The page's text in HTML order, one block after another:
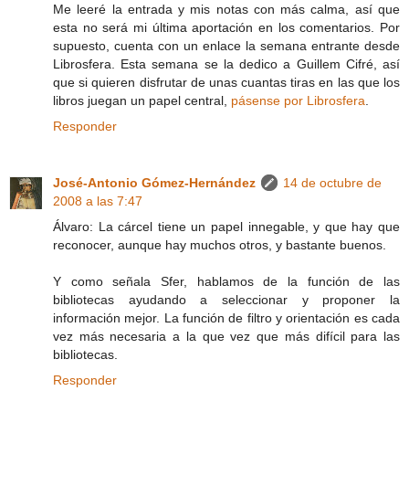
Me leeré la entrada y mis notas con más calma, así que
esta no será mi última aportación en los comentarios. Por
supuesto, cuenta con un enlace la semana entrante desde
Librosfera. Esta semana se la dedico a Guillem Cifré, así
que si quieren disfrutar de unas cuantas tiras en las que los
libros juegan un papel central, pásense por Librosfera
Responder
José-Antonio Gómez-Hernández
14 de octubre de
2008 a las 7:47
Álvaro: La cárcel tiene un papel innegable, y que hay que
reconocer, aunque hay muchos otros, y bastante buenos.
Y como señala Sfer, hablamos de la función de las
bibliotecas ayudando a seleccionar y proponer la
información mejor. La función de filtro y orientación es cada
vez más necesaria a la que vez que más difícil para las
bibliotecas.
Responder